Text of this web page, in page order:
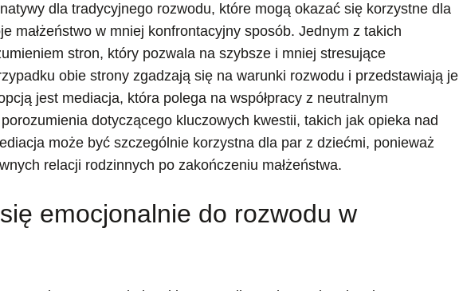
dla tradycyjnego rozwodu, które mogą okazać się korzystne dla
małżeństwo w mniej konfrontacyjny sposób. Jednym z takich
stron, który pozwala na szybsze i mniej stresujące
obie strony zgadzają się na warunki rozwodu i przedstawiają je
jest mediacja, która polega na współpracy z neutralnym
dotyczącego kluczowych kwestii, takich jak opieka nad
może być szczególnie korzystna dla par z dziećmi, ponieważ
relacji rodzinnych po zakończeniu małżeństwa.
emocjonalnie do rozwodu w